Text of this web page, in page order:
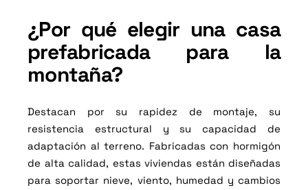
¿Por qué elegir una casa
prefabricada para la
montaña?
Destacan por su rapidez de montaje, su
resistencia estructural y su capacidad de
adaptación al terreno. Fabricadas con hormigón
de alta calidad, estas viviendas están diseñadas
para soportar nieve, viento, humedad y cambios